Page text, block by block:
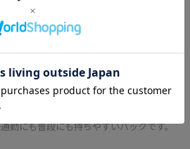
レビュー
マチがあるので、容量たっぷり入ります。
ショルダーベルト付きで、肩がけ、斜めが
けが出来る2WAY仕様。
ポケットは内側の両サイドにオープン1
通勤にも普段にも持ちやすいバックです。